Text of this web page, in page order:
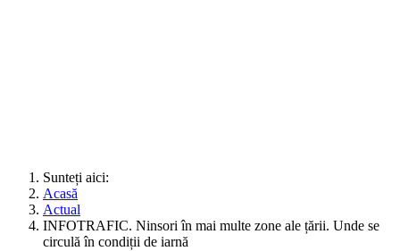
Sunteți aici:
Acasă
Actual
INFOTRAFIC. Ninsori în mai multe zone ale țării. Unde se
circulă în condiții de iarnă